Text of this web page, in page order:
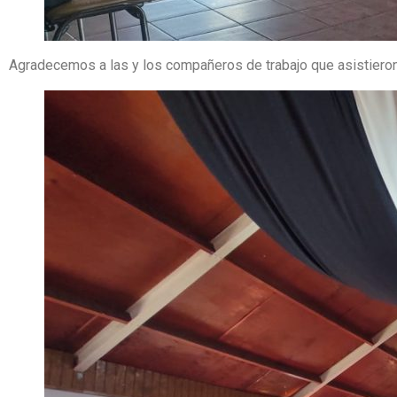
Agradecemos a las y los compañeros de trabajo que